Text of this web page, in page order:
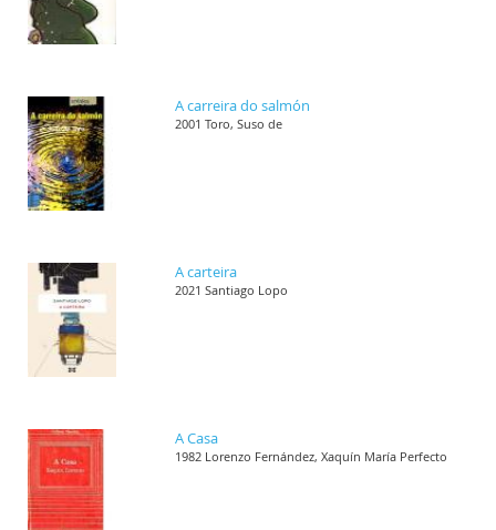
A carreira do salmón
2001 Toro, Suso de
A carteira
2021 Santiago Lopo
A Casa
1982 Lorenzo Fernández, Xaquín María Perfecto